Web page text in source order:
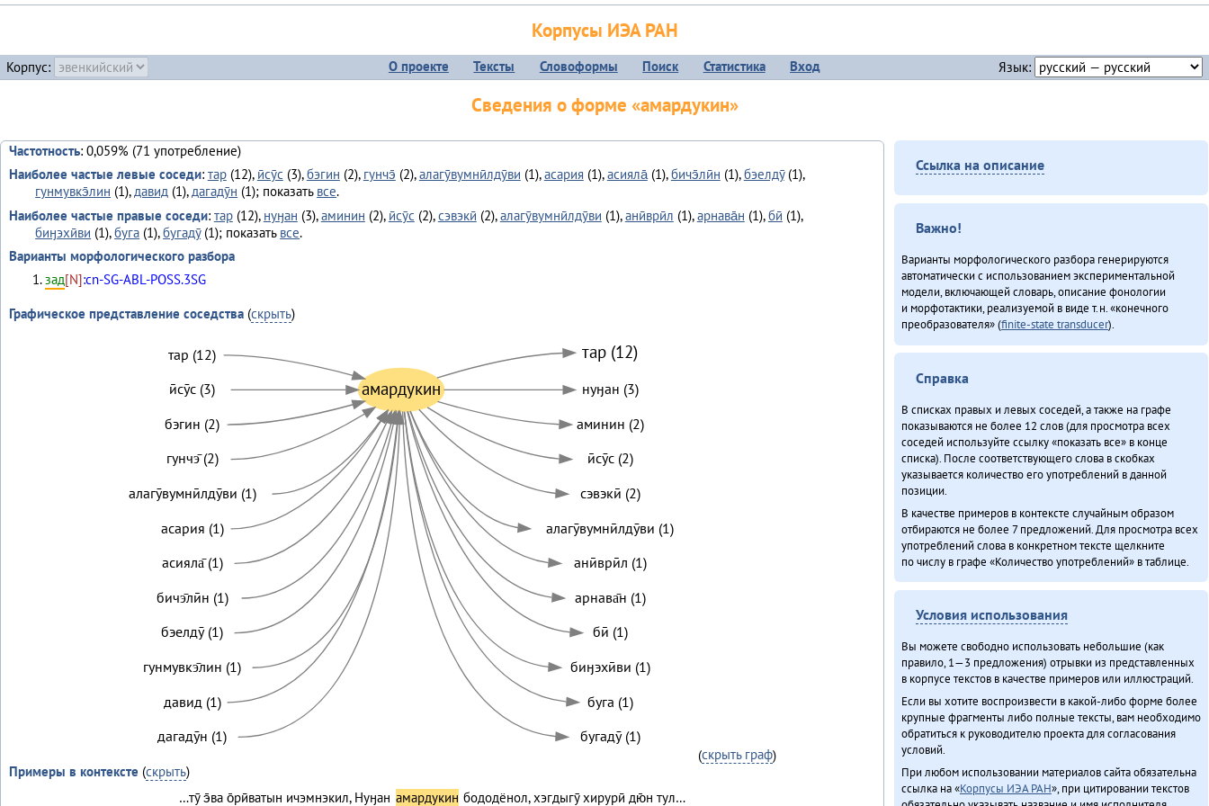
Корпусы ИЭА РАН
Корпус: О проекте Тексты Словоформы Поиск Статистика Вход Язык:
Сведения о форме «амардукин»
Частотность: 0,059% (71 употребление)
Наиболее частые левые соседи: тар(12), ӣсӯс (3),бэгин (2), гунчэ̄ (2),алагӯвумнӣлдӯви (1),асария (1),асияла̄(1),бичэ̄лӣн (1),бэелдӯ(1),
гунмувкэ̄лин (1),давид (1),дагадӯн (1); показать все.
Наиболее частые правые соседи: тар(12), нуӈан (3),аминин (2), ӣсӯс (2),сэвэкӣ (2),алагӯвумнӣлдӯви (1),анӣврӣл (1),арнава̄н (1),бӣ (1),
биӈэхӣви (1),буга (1),бугадӯ(1); показать все.
Варианты морфологического разбора
зад[N]:cn-SG-ABL-POSS.3SG
Графическое представление соседства(скрыть)
амардукин
тар (12)
нуӈан (3)
аминин (2)
ӣсӯс (2)
сэвэкӣ (2)
алагӯвумнӣлдӯви (1)
анӣврӣл (1)
арнава̄н (1)
бӣ (1)
биӈэхӣви (1)
буга (1)
бугадӯ (1)
тар (12)
ӣсӯс (3)
бэгин (2)
гунчэ̄ (2)
алагӯвумнӣлдӯви (1)
асария (1)
асияла̄ (1)
бичэ̄лӣн (1)
бэелдӯ (1)
гунмувкэ̄лин (1)
давид (1)
дагадӯн (1)
(скрыть граф)
Примеры в контексте (скрыть)
…тӯ э̄ва о̄рӣватын ичэмнэкил, Нуӈан амардукин бододёнол, хэгдыгӯ хирурӣ дю̄н тул…
Ссылка на описание
Важно!
Варианты морфологического разбора генерируются
автоматически с использованием экспериментальной
модели, включающей словарь, описание фонологии
и морфотактики, реализуемой в виде т.н. «конечного
преобразователя» (finite-state transducer).
Справка
В списках правых и левых соседей, а также на графе
показываются не более 12 слов (для просмотра всех
соседей используйте ссылку «показать все» в конце
списка). После соответствующего слова в скобках
указывается количество его употреблений в данной
позиции.
В качестве примеров в контексте случайным образом
отбираются не более 7 предложений. Для просмотра всех
употреблений слова в конкретном тексте щелкните
по числу в графе «Количество употреблений» в таблице.
Условия использования
Вы можете свободно использовать небольшие (как
правило, 1—3 предложения) отрывки из представленных
в корпусе текстов в качестве примеров или иллюстраций.
Если вы хотите воспроизвести в какой-либо форме более
крупные фрагменты либо полные тексты, вам необходимо
обратиться к руководителю проекта для согласования
условий.
При любом использовании материалов сайта обязательна
ссылка на «Корпусы ИЭА РАН», при цитировании текстов